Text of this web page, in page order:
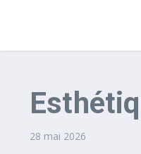
28 mai 2026